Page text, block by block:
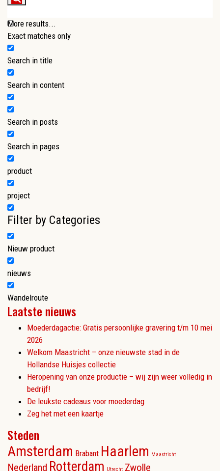
More results...
Exact matches only
Search in title
Search in content
Search in posts
Search in pages
product
project
Filter by Categories
Nieuw product
nieuws
Wandelroute
Laatste nieuws
Moederdagactie: Gratis persoonlijke gravering t/m 10 mei
2026
Welkom Maastricht – onze nieuwste stad in de
Hollandse Huisjes collectie
Heropening van onze productie – wij zijn weer volledig in
bedrijf!
De leukste cadeaus voor moederdag
Zeg het met een kaartje
Steden
Amsterdam Brabant Haarlem Maastricht
Nederland Rotterdam Utrecht Zwolle